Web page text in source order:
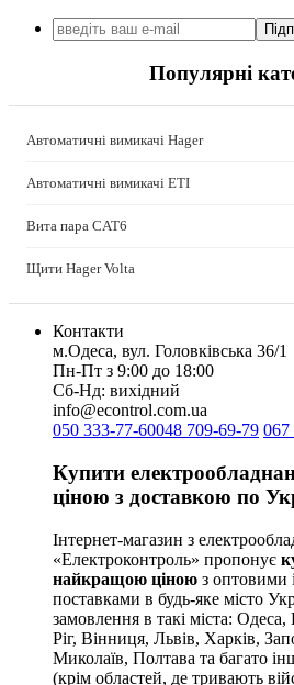
Kopos (Чехія)
LogicPower (Україна)
LuxPower (Китай)
Massive (Бельгія)
Mersen (Франція)
NOARK
OZKA (Україна)
Phoenix Contact (Німеччина)
Plank Electrotechnic (Україна)
Pro'sKit (Тайвань)
PYLONTECH (Китай)
Radpol (Польща)
Raut (Україна)
REM POWER (Словенія)
Schneider-Electric (Франція)
SEZ (Словаччина)
Siemens (Німеччина)
Smart-MAIC
Socomec (Франція)
SOFAR (Китай)
Sungrow (Китай)
Популярні
Автоматичні вимикачі Hager
Автоматичні вимикачі ETI
Вита пара CAT6
Щити Hager Volta
Контакти
м.Одеса, вул. Головківська 36/1
Пн-Пт з 9:00 до 18:00
Сб-Нд: вихідний
info@econtrol.com.ua
050 333-77-60048 709-69-79 067
Купити
ціною з доставкою по
Інтернет-магазин з
«Електроконтроль» пропонує
найкращою ціною з оптовими
поставками в будь-яке місто
замовлення в такі міста:
Ріг, Вінниця, Львів, Харків,
Миколаїв, Полтава та багато
(крім областей, де тривають